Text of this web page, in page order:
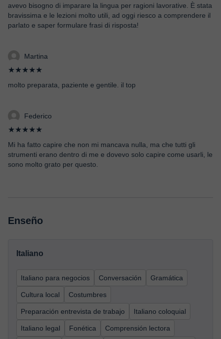
avevo bisogno di imparare la lingua per ragioni lavorative. È stata
bravissima e le lezioni molto utili, ad oggi riesco a comprendere il
parlato e saper formulare frasi di risposta!
Martina
★★★★★
molto preparata, paziente e gentile. il top
Federico
★★★★★
Mi ha fatto capire che non mi mancava nulla, ma che tutti gli
strumenti erano dentro di me e dovevo solo capire come usarli, le
sono molto grato per questo.
Enseño
Italiano
Italiano para negocios Conversación Gramática
Cultura local Costumbres
Preparación entrevista de trabajo Italiano coloquial
Italiano legal Fonética Comprensión lectora